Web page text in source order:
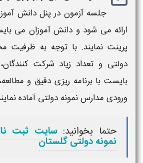
جلسه آزمون در پنل دانش
ارائه می شود و دانش آموزان می
پرینت نمایند. با توجه به ظرفیت
دولتی و تعداد زیاد شرکت
بایست با برنامه ریزی دقیق و
ورودی مدارسنمونه دولتی آماده
حتما بخوانید: سایت ثبت
نمونه دولتی گلستان